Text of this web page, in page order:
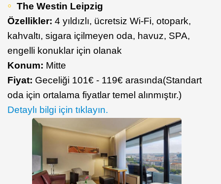
The Westin Leipzig
Özellikler: 4 yıldızlı, ücretsiz Wi-Fi, otopark,
kahvaltı, sigara içilmeyen oda, havuz, SPA,
engelli konuklar için olanak
Konum: Mitte
Fiyat: Geceliği 101€ - 119€ arasında(Standart
oda için ortalama fiyatlar temel alınmıştır.)
Detaylı bilgi için tıklayın.